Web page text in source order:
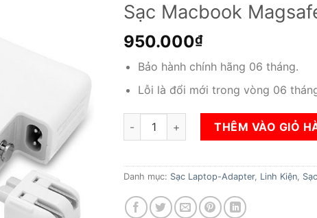
Sạc Macbook
950.000₫
Bảo hành chính hãng 06 tháng.
Lỗi là đổi mới trong vòng 06
Sạc Macbook Magsafe 2-85W số lượng
THÊM VÀO GIỎ
Danh mục: Sạc Laptop-Adapter, Linh Kiện